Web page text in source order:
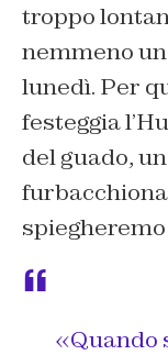
troppo
nemmeno
lunedì. Per
festeggia
del guado,
«Quando